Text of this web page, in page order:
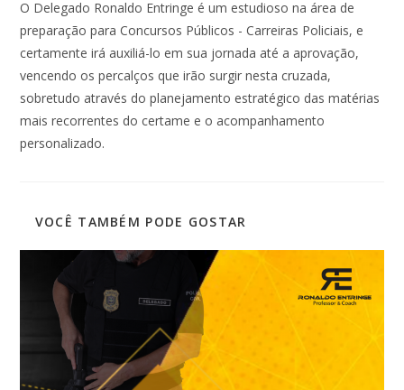
O Delegado Ronaldo Entringe é um estudioso na área de
preparação para Concursos Públicos - Carreiras Policiais, e
certamente irá auxiliá-lo em sua jornada até a aprovação,
vencendo os percalços que irão surgir nesta cruzada,
sobretudo através do planejamento estratégico das matérias
mais recorrentes do certame e o acompanhamento
personalizado.
VOCÊ TAMBÉM PODE GOSTAR